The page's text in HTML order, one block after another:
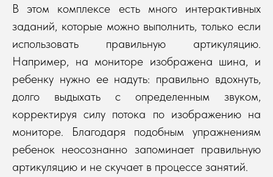
В этом комплексе есть много интерактивных
заданий, которые можно выполнить, только если
использовать правильную артикуляцию.
Например, на мониторе изображена шина, и
ребенку нужно ее надуть: правильно вдохнуть,
долго выдыхать с определенным звуком,
корректируя силу потока по изображению на
мониторе. Благодаря подобным упражнениям
ребенок неосознанно запоминает правильную
артикуляцию и не скучает в процессе занятий.